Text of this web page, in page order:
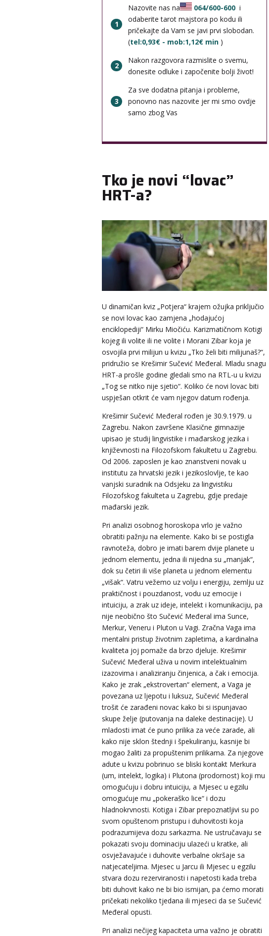
1
Nazovite nas na 064/600-600 i
odaberite tarot majstora po kodu ili
pričekajte da Vam se javi prvi slobodan.
(tel:0,93€ - mob:1,12€ min )
2
Nakon razgovora razmislite o svemu,
donesite odluke i započenite bolji život!
3
Za sve dodatna pitanja i probleme,
ponovno nas nazovite jer mi smo ovdje
samo zbog Vas
Tko je novi “lovac”
HRT-a?
U dinamičan kviz „Potjera“ krajem ožujka priključio
se novi lovac kao zamjena „hodajućoj
enciklopediji“ Mirku Miočiću. Karizmatičnom Kotigi
kojeg ili volite ili ne volite i Morani Zibar koja je
osvojila prvi milijun u kvizu „Tko želi biti milijunaš?“,
pridružio se Krešimir Sučević Međeral. Mladu snagu
HRT-a prošle godine gledali smo na RTL-u u kvizu
„Tog se nitko nije sjetio“. Koliko će novi lovac biti
uspješan otkrit će vam njegov datum rođenja.
Krešimir Sučević Međeral rođen je 30.9.1979. u
Zagrebu. Nakon završene Klasične gimnazije
upisao je studij lingvistike i mađarskog jezika i
književnosti na Filozofskom fakultetu u Zagrebu.
Od 2006. zaposlen je kao znanstveni novak u
institutu za hrvatski jezik i jezikoslovlje, te kao
vanjski suradnik na Odsjeku za lingvistiku
Filozofskog fakulteta u Zagrebu, gdje predaje
mađarski jezik.
Pri analizi osobnog horoskopa vrlo je važno
obratiti pažnju na elemente. Kako bi se postigla
ravnoteža, dobro je imati barem dvije planete u
jednom elementu, jedna ili nijedna su „manjak“,
dok su četiri ili više planeta u jednom elementu
„višak“. Vatru vežemo uz volju i energiju, zemlju uz
praktičnost i pouzdanost, vodu uz emocije i
intuiciju, a zrak uz ideje, intelekt i komunikaciju, pa
nije neobično što Sučević Međeral ima Sunce,
Merkur, Veneru i Pluton u Vagi. Zračna Vaga ima
mentalni pristup životnim zapletima, a kardinalna
kvaliteta joj pomaže da brzo djeluje. Krešimir
Sučević Međeral uživa u novim intelektualnim
izazovima i analiziranju činjenica, a čak i emocija.
Kako je zrak „ekstrovertan“ element, a Vaga je
povezana uz ljepotu i luksuz, Sučević Međeral
trošit će zarađeni novac kako bi si ispunjavao
skupe želje (putovanja na daleke destinacije). U
mladosti imat će puno prilika za veće zarade, ali
kako nije sklon štednji i špekuliranju, kasnije bi
mogao žaliti za propuštenim prilikama. Za njegove
adute u kvizu pobrinuo se bliski kontakt Merkura
(um, intelekt, logika) i Plutona (prodornost) koji mu
omogućuju i dobru intuiciju, a Mjesec u egzilu
omogućuje mu „pokeraško lice“ i dozu
hladnokrvnosti. Kotiga i Zibar prepoznatljivi su po
svom opuštenom pristupu i duhovitosti koja
podrazumijeva dozu sarkazma. Ne ustručavaju se
pokazati svoju dominaciju ulazeći u kratke, ali
osvježavajuće i duhovite verbalne okršaje sa
natjecateljima. Mjesec u Jarcu ili Mjesec u egzilu
stvara dozu rezerviranosti i napetosti kada treba
biti duhovit kako ne bi bio ismijan, pa ćemo morati
pričekati nekoliko tjedana ili mjeseci da se Sučević
Međeral opusti.
Pri analizi nečijeg kapaciteta uma važno je obratiti